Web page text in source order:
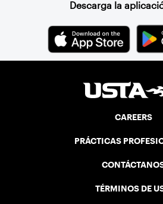
Descarga la
CAREERS
PRÁCTICAS
TÉRMINOS DE